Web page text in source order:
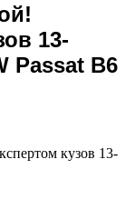
13-
Passat B6
кузов 13-